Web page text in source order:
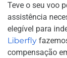
Teve o seu voo
assistência
elegível para
Liberfly
compensação